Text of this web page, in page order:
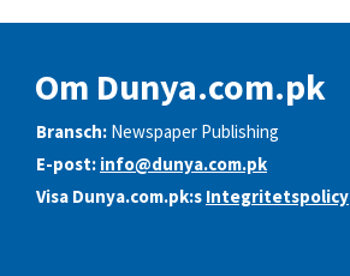
Om Dunya.com.pk
Bransch: Newspaper Publishing
E-post: info@dunya.com.pk
Visa Dunya.com.pk:s Integritetspolicy